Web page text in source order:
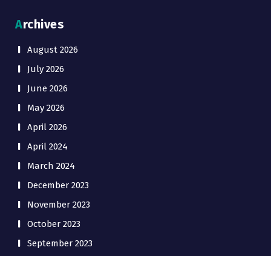
Archives
August 2026
July 2026
June 2026
May 2026
April 2026
April 2024
March 2024
December 2023
November 2023
October 2023
September 2023